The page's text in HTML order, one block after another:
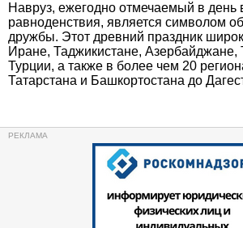
Навруз, ежегодно отмечаемый в день
равноденствия, является символом
дружбы. Этот древний праздник
Иране, Таджикистане, Азербайджане,
Турции, а также в более чем 20
Татарстана и Башкортостана до